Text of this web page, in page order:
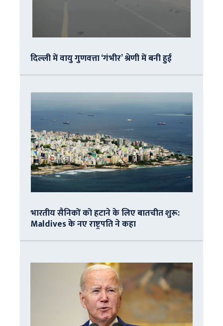
दिल्ली में वायु गुणवत्ता ‘गंभीर’ श्रेणी में बनी हुई
भारतीय सैनिकों को हटाने के लिए बातचीत शुरू:
Maldives के नए राष्ट्रपति ने कहा